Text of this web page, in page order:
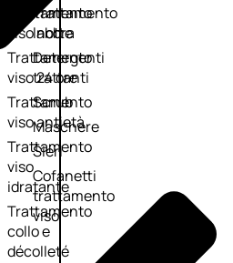
Trattamento
viso notte
Trattamento
viso 24 ore
Trattamento
viso antietà
Trattamento
viso
idratante
Trattamento
collo e
décolleté
Trattamento
labbra
Detergenti
trattanti
Scrub
Maschere
Sieri
Cofanetti
trattamento
viso